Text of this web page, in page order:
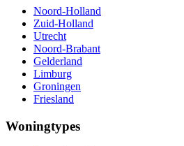
Noord-Holland
Zuid-Holland
Utrecht
Noord-Brabant
Gelderland
Limburg
Groningen
Friesland
Woningtypes